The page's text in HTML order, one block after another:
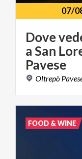
07/
Dove
a San
Pavese
Oltrepò
FOOD & WINE